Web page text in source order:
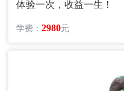
体验一次，收益一生！
学费：2980元